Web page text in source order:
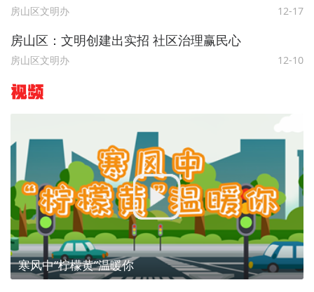
房山区文明办 12-17
房山区：文明创建出实招 社区治理赢民心
房山区文明办 12-10
视频
寒风中“柠檬黄”温暖你